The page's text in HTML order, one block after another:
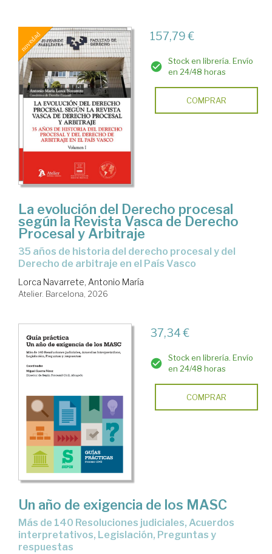
conflictos.
Arbitraje.
Mediación
157,79 €
Stock en librería. Envío
en 24/48 horas
COMPRAR
La evolución del Derecho procesal
según la Revista Vasca de Derecho
Procesal y Arbitraje
35 años de historia del derecho procesal y del
Derecho de arbitraje en el País Vasco
Lorca Navarrete, Antonio María
Atelier. Barcelona, 2026
37,34 €
Stock en librería. Envío
en 24/48 horas
COMPRAR
Un año de exigencia de los MASC
más de 140 Resoluciones judiciales, Acuerdos
interpretativos, Legislación, Preguntas y
respuestas